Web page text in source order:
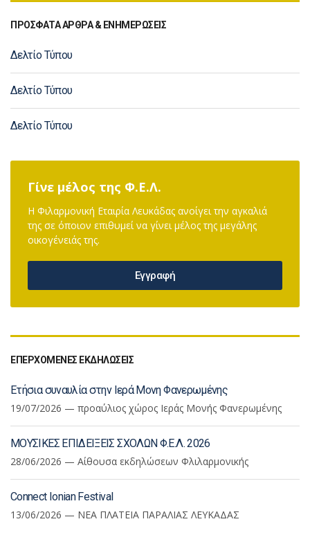
ΠΡΟΣΦΑΤΑ ΑΡΘΡΑ & ΕΝΗΜΕΡΩΣΕΙΣ
Δελτίο Τύπου
Δελτίο Τύπου
Δελτίο Τύπου
Γίνε μέλος της Φ.Ε.Λ.
Η Φιλαρμονική Εταιρία Λευκάδας ανοίγει την αγκαλιά
της σε όποιον επιθυμεί να γίνει μέλος της μεγάλης
οικογένειάς της.
Εγγραφή
ΕΠΕΡΧΟΜΕΝΕΣ ΕΚΔΗΛΩΣΕΙΣ
Ετήσια συναυλία στην Ιερά Μονη Φανερωμένης
19/07/2026 — προαύλιος χώρος Ιεράς Μονής Φανερωμένης
ΜΟΥΣΙΚΕΣ ΕΠΙΔΕΙΞΕΙΣ ΣΧΟΛΩΝ Φ.Ε.Λ. 2026
28/06/2026 — Αίθουσα εκδηλώσεων Φλιλαρμονικής
Connect Ionian Festival
13/06/2026 — ΝΕΑ ΠΛΑΤΕΙΑ ΠΑΡΑΛΙΑΣ ΛΕΥΚΑΔΑΣ